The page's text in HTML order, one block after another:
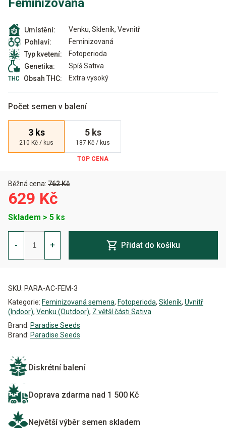
Feminizovaná
Umístění:
Venku, Skleník, Vevnitř
Pohlaví:
Feminizovaná
Typ kvetení:
Fotoperioda
Genetika:
Spíš Sativa
Obsah THC:
Extra vysoký
Počet semen v balení
3 ks
210 Kč / kus
5 ks
187 Kč / kus
Běžná cena: 762 Kč
629 Kč
Skladem > 5 ks
-
Apricot
Candy
Feminizovaná
množství
+ Přidat do košíku
SKU: PARA-AC-FEM-3
Kategorie: Feminizovaná semena, Fotoperioda, Skleník, Uvnitř
(Indoor), Venku (Outdoor), Z větší části Sativa
Brand: Paradise Seeds
Brand: Paradise Seeds
Diskrétní balení
Doprava zdarma nad 1 500 Kč
Největší výběr semen skladem